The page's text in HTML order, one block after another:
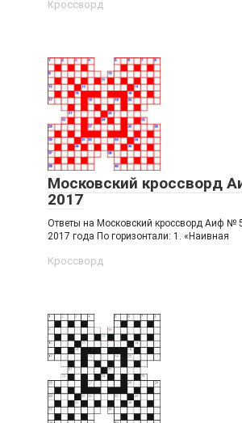
Кроссворд
Московский кроссворд
2017
Ответы на Московский кроссворд Аиф №
2017 года По горизонтали: 1. «Наивная
Кроссворд